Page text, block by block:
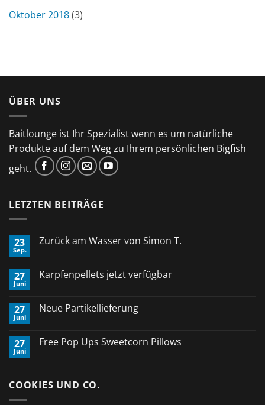
Oktober 2018(3)
ÜBER UNS
Baitlounge ist Ihr Spezialist wenn es um natürliche
Produkte auf dem Weg zu Ihrem persönlichen Bigfish
geht.
LETZTEN BEITRÄGE
23
Sep.
Zurück am Wasser von Simon T.
Zurück
Simon
T.
27
Juni
Karpfenpellets jetzt verfügbar
Karpfenpellets
27
Juni
Neue Partikellieferung
Neue
27
Juni
Free Pop Ups Sweetcorn Pillows
Pop
COOKIES UND CO.